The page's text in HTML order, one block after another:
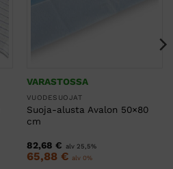
VARASTOSSA
VUODESUOJAT
Suoja-alusta Avalon 50×80
cm
82,68 € alv 25,5%
65,88 € alv 0%